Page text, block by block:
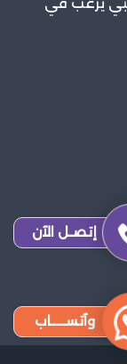
إتصـل الآن
وآتســــاب